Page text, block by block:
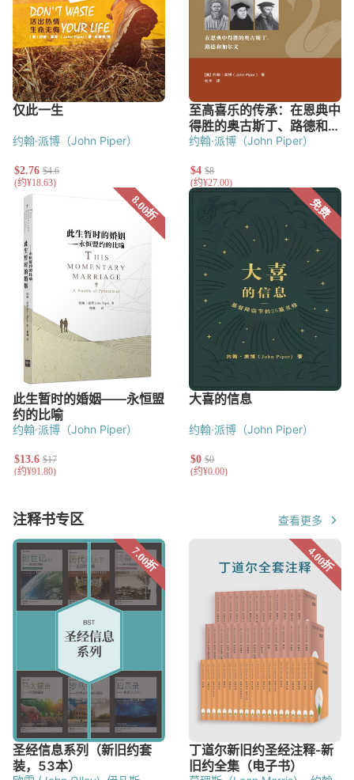
约翰·派博（John Piper） 约翰·派博（John Piper）
约翰·派博（John Piper） 约翰·派博（John Piper）
注释书专区 查看更多